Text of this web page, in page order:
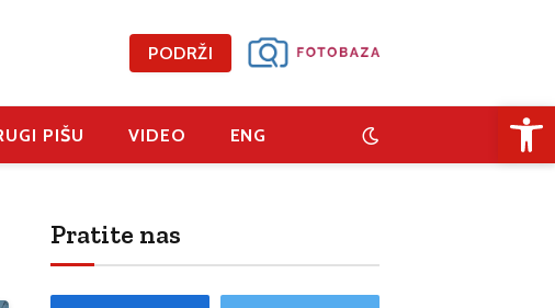
PODRŽI
PIŠU VIDEO ENG
Pratite nas